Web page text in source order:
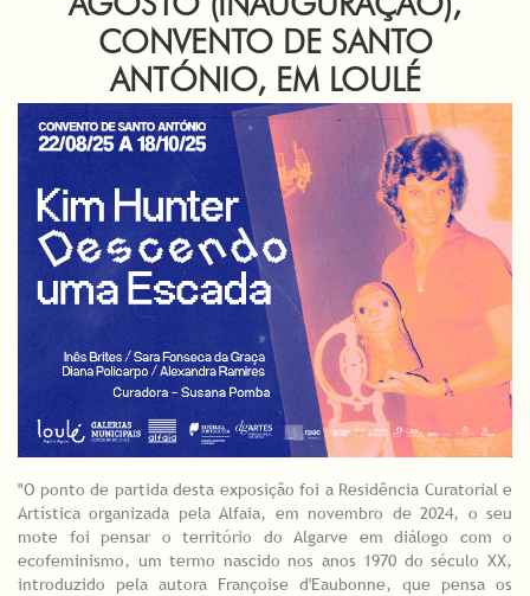
CONVENTO DE SANTO
ANTÓNIO, EM LOULÉ
"O ponto de partida desta exposição foi a Residência Curatorial e
Artística organizada pela Alfaia, em novembro de 2024, o seu
mote foi pensar o território do Algarve em diálogo com o
ecofeminismo, um termo nascido nos anos 1970 do século XX,
introduzido pela autora Françoise d'Eaubonne, que pensa os